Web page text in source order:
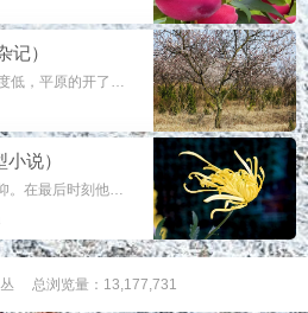
记）
1 阴历的二月，杏花开。山里温度低，平原的开了，它再开，也出不了二月。错过看平原的，可去山里。神山的杏花开了。神山是胶西一座小山，三四个山茆簇坐着，围出个水库。水库的一面，神山坡上，有个...
说）
N静静地躺在那里接受人们的瞻仰。在最后时刻他还是被人们打扮过，脸上加过底粉，然后细细用胭脂修饰过，最不可思议的是还涂了猩红的口红。身上穿了过节才穿的衣服，已经穿了十多年，与N肥胖了十年的躯体极不合题适，更不可思议的是人们...
总浏览量：13,177,731